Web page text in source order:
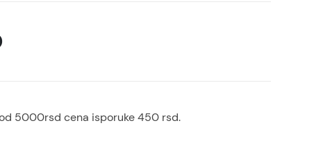
5000rsd cena isporuke 450 rsd.